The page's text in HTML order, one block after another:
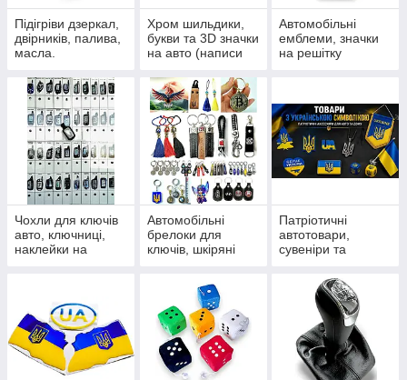
Підігріви дзеркал,
двірників, палива,
масла.
Хром шильдики,
букви та 3D значки
на авто (написи
Автомобільні
емблеми, значки
на решітку
Чохли для ключів
авто, ключниці,
наклейки на
Автомобільні
брелоки для
ключів, шкіряні
Патріотичні
автотовари,
сувеніри та
українською
символікою